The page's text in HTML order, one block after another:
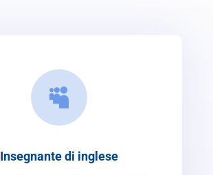

Insegnante di inglese